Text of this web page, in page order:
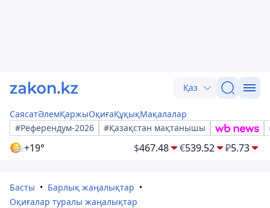
Қаз
СаясатӘлемҚаржыОқиғаҚұқықМақалалар
#Референдум-2026
#Қазақстан мақтанышы
+19° $467.48 €539.52 ₽5.73
Басты
Барлық жаңалықтар
Оқиғалар туралы жаңалықтар